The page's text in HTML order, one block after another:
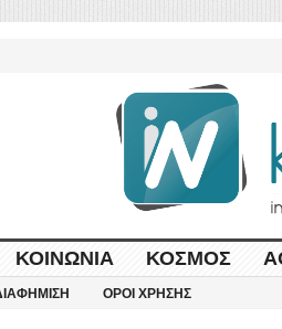
ΚΟΙΝΩΝΊΑ ΚΌΣΜΟΣ
ΌΡΟΙ ΧΡΉΣΗΣ